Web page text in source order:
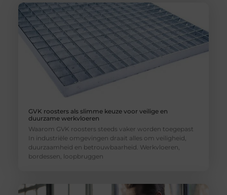
GVK roosters als slimme keuze voor veilige en
duurzame werkvloeren
Waarom GVK roosters steeds vaker worden toegepast
In industriële omgevingen draait alles om veiligheid,
duurzaamheid en betrouwbaarheid. Werkvloeren,
bordessen, loopbruggen